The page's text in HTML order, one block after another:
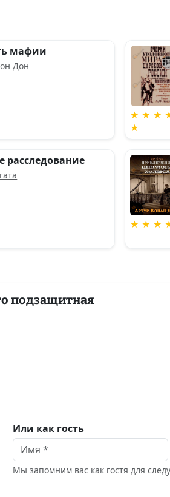
мафии
Дон
★ ★ ★
★
расследование
★ ★ ★
подзащитная
Или как гость
Мы запомним вас как гостя для